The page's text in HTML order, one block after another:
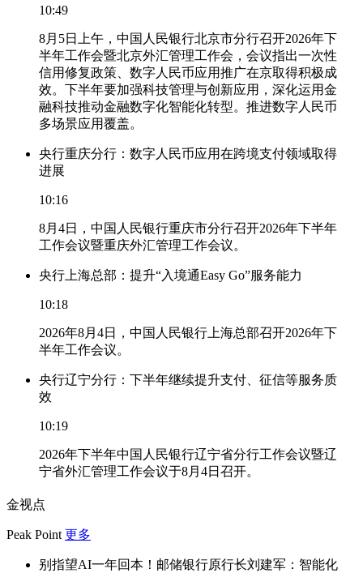
10:49
8月5日上午，中国人民银行北京市分行召开2026年下
半年工作会暨北京外汇管理工作会，会议指出一次性
信用修复政策、数字人民币应用推广在京取得积极成
效。下半年要加强科技管理与创新应用，深化运用金
融科技推动金融数字化智能化转型。推进数字人民币
多场景应用覆盖。
央行重庆分行：数字人民币应用在跨境支付领域取得
进展
10:16
8月4日，中国人民银行重庆市分行召开2026年下半年
工作会议暨重庆外汇管理工作会议。
央行上海总部：提升“入境通Easy Go”服务能力
10:18
2026年8月4日，中国人民银行上海总部召开2026年下
半年工作会议。
央行辽宁分行：下半年继续提升支付、征信等服务质
效
10:19
2026年下半年中国人民银行辽宁省分行工作会议暨辽
宁省外汇管理工作会议于8月4日召开。
金视点
Peak Point 更多
别指望AI一年回本！邮储银行原行长刘建军：智能化